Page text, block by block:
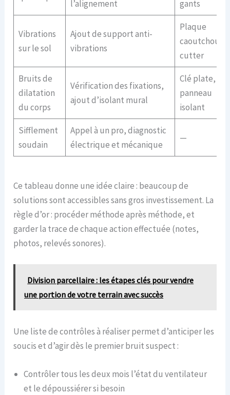
l’alignement
gants
Vibrations
sur le sol
Ajout de support anti-
vibrations
Plaque
caoutchouc,
cutter
Bruits de
dilatation
du corps
Vérification des fixations,
ajout d’isolant mural
Clé plate,
panneau
isolant
Sifflement
soudain
Appel à un pro, diagnostic
électrique et mécanique
—
Ce tableau donne une idée claire : beaucoup de
solutions sont accessibles sans gros investissement. La
règle d’or : procéder méthode après méthode, et
garder la trace de chaque action effectuée (notes,
photos, relevés sonores).
Division parcellaire : les étapes clés pour vendre
une portion de votre terrain avec succès
Une liste de contrôles à réaliser permet d’anticiper les
soucis et d’agir dès le premier bruit suspect :
Contrôler tous les deux mois l’état du ventilateur
et le dépoussiérer si besoin